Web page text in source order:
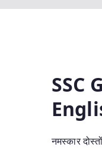
SSC
नमस्कार